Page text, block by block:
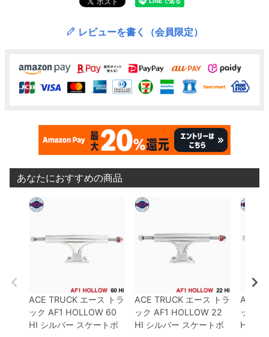
レビューを書く（会員限定）
あなたにおすすめの商品
ACE TRUCK エース
トラ
ック AF1 HOLLOW 60
HI シルバー スケートボ
ACE TRUCK エース
トラ
ック AF1 HOLLOW 22
HI シルバー スケートボ
ACE
ック
HI